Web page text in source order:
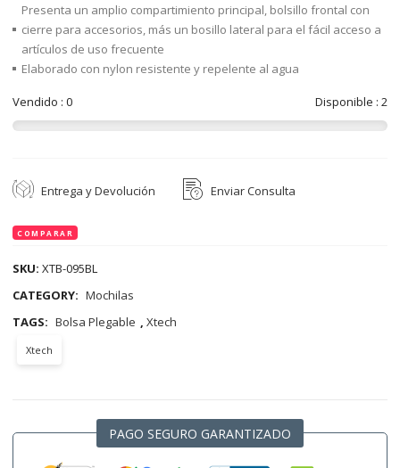
Presenta un amplio compartimiento principal, bolsillo frontal con
cierre para accesorios, más un bosillo lateral para el fácil acceso a
artículos de uso frecuente
Elaborado con nylon resistente y repelente al agua
Disponible : 2
Vendido : 0
Entrega y Devolución Enviar Consulta
COMPARAR
SKU:XTB-095BL
CATEGORY: Mochilas
TAGS: Bolsa Plegable ,Xtech
Xtech
PAGO SEGURO GARANTIZADO